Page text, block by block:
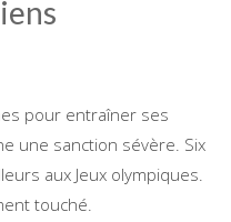
pour entraîner ses
une sanction sévère. Six
aux Jeux olympiques.
touché.